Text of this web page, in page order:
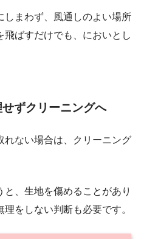
しまわず、風通しのよい場所
ばすだけでも、においとし
ずクリーニングへ
れない場合は、クリーニング
、生地を傷めることがあり
をしない判断も必要です。